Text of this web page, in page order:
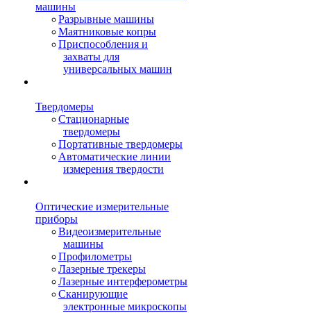
машины
Разрывные машины
Маятниковые копры
Приспособления и
захваты для
универсальных машин
Твердомеры
Стационарные
твердомеры
Портативные твердомеры
Автоматические линии
измерения твердости
Оптические измерительные
приборы
Видеоизмерительные
машины
Профилометры
Лазерные трекеры
Лазерные интерферометры
Сканирующие
электронные микроскопы